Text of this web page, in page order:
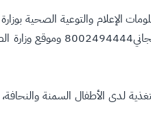
الإعلام والتوعية الصحية
لدى الأطفال السمنة